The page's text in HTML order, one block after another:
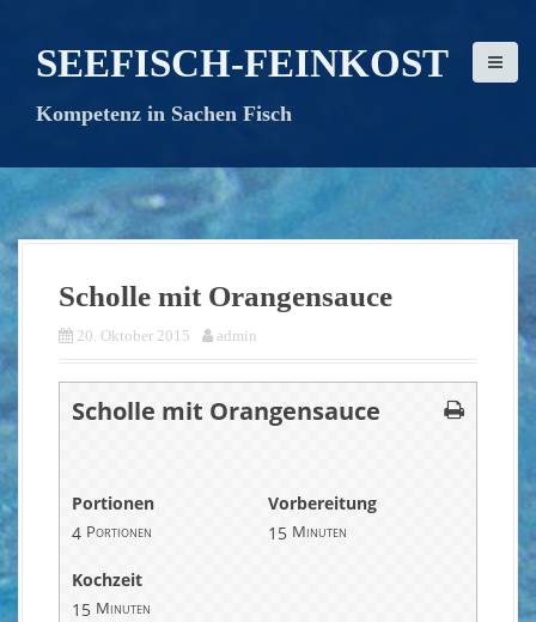
z
m
I
l
SEEFISCH-FEINKOST
Kompetenz in Sachen Fisch
Scholle mit Orangensauce
20. Oktober 2015 admin
Scholle mit Orangensauce
Portionen
Vorbereitung
4 Portionen 15 Minuten
Kochzeit
15 Minuten